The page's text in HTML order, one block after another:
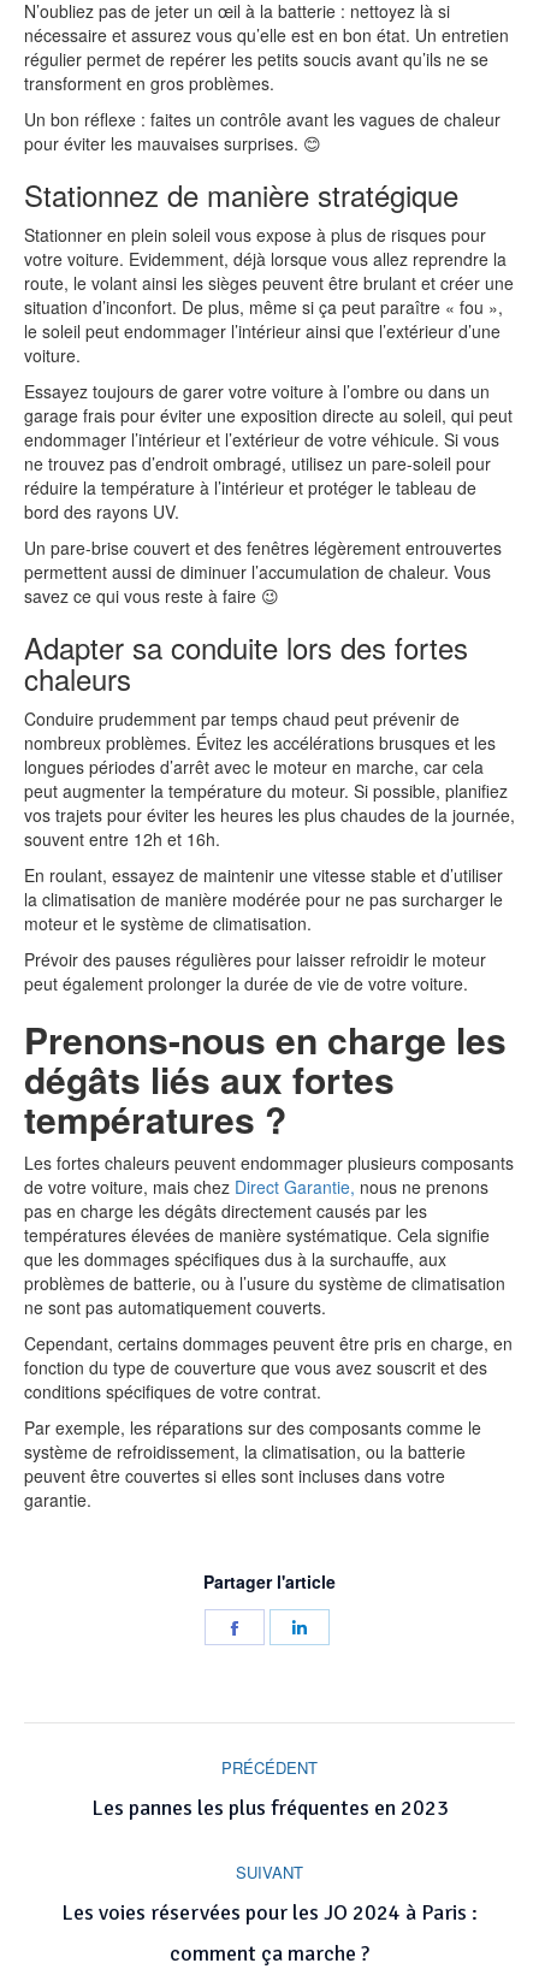
N’oubliez pas de jeter un œil à la batterie : nettoyez là si
nécessaire et assurez vous qu’elle est en bon état. Un entretien
régulier permet de repérer les petits soucis avant qu’ils ne se
transforment en gros problèmes.
Un bon réflexe : faites un contrôle avant les vagues de chaleur
pour éviter les mauvaises surprises. 😊
Stationnez de manière stratégique
Stationner en plein soleil vous expose à plus de risques pour
votre voiture. Evidemment, déjà lorsque vous allez reprendre la
route, le volant ainsi les sièges peuvent être brulant et créer une
situation d’inconfort. De plus, même si ça peut paraître « fou »,
le soleil peut endommager l’intérieur ainsi que l’extérieur d’une
voiture.
Essayez toujours de garer votre voiture à l’ombre ou dans un
garage frais pour éviter une exposition directe au soleil, qui peut
endommager l’intérieur et l’extérieur de votre véhicule. Si vous
ne trouvez pas d’endroit ombragé, utilisez un pare-soleil pour
réduire la température à l’intérieur et protéger le tableau de
bord des rayons UV.
Un pare-brise couvert et des fenêtres légèrement entrouvertes
permettent aussi de diminuer l’accumulation de chaleur. Vous
savez ce qui vous reste à faire 😉
Adapter sa conduite lors des fortes
chaleurs
Conduire prudemment par temps chaud peut prévenir de
nombreux problèmes. Évitez les accélérations brusques et les
longues périodes d’arrêt avec le moteur en marche, car cela
peut augmenter la température du moteur. Si possible, planifiez
vos trajets pour éviter les heures les plus chaudes de la journée,
souvent entre 12h et 16h.
En roulant, essayez de maintenir une vitesse stable et d’utiliser
la climatisation de manière modérée pour ne pas surcharger le
moteur et le système de climatisation.
Prévoir des pauses régulières pour laisser refroidir le moteur
peut également prolonger la durée de vie de votre voiture.
Prenons-nous en charge les
dégâts liés aux fortes
températures ?
Les fortes chaleurs peuvent endommager plusieurs composants
de votre voiture, mais chez Direct Garantie, nous ne prenons
pas en charge les dégâts directement causés par les
températures élevées de manière systématique. Cela signifie
que les dommages spécifiques dus à la surchauffe, aux
problèmes de batterie, ou à l’usure du système de climatisation
ne sont pas automatiquement couverts.
Cependant, certains dommages peuvent être pris en charge, en
fonction du type de couverture que vous avez souscrit et des
conditions spécifiques de votre contrat.
Par exemple, les réparations sur des composants comme le
système de refroidissement, la climatisation, ou la batterie
peuvent être couvertes si elles sont incluses dans votre
garantie.
Partager l'article
Partager
Navigation
PRÉCÉDENT
Article
précédent
Les pannes les plus fréquentes en 2023
SUIVANT
Article
suivant
Les voies réservées pour les JO 2024 à Paris :
comment ça marche ?